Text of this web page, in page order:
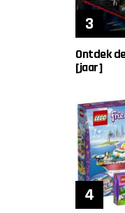
Ontdek
[jaar]